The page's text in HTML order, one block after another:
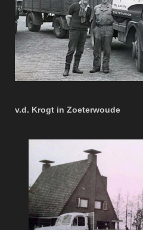
Austin KDF
v.d. Krogt in Zoeterwoude